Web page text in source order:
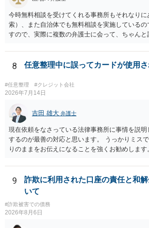
処分申請、不退去罪が成立すれば警察に通報など
す。ご参考にしてください。
今時無料相談を受けてくれる事務所もそれなりに
索）、また自治体でも無料相談を実施しているの
すので、実際に複数の弁護士に会って、ちゃん
はそもそも事案を把握できていないようですの
いては弁護士として能力不足なのかもしれませ
良いと思います。ただ、仮想通貨詐欺の被害回
かもしれません。
8 任意整理中に誤ってカードが使用
#任意整理 #クレジット会社
2026年7月14日
吉田 雄大 弁護士
現在依頼をなさっている法律事務所に事情を説
するのが最善の対応と思います。 うっかりミス
りのままをお伝えになることを強くお勧めしま
早ければ早いほどいいのは間違いありません。
ます。
9
詐欺に利用された口座の責任と和
いて
#詐欺被害での債務
2026年8月6日